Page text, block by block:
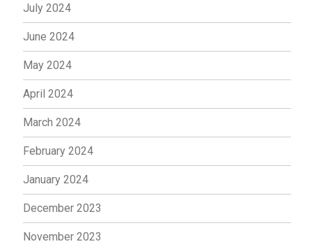
July 2024
June 2024
May 2024
April 2024
March 2024
February 2024
January 2024
December 2023
November 2023